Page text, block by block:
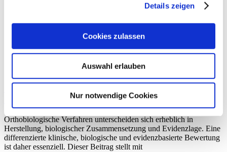
Details zeigen
Cookies zulassen
Auswahl erlauben
Nur notwendige Cookies
Integration in die Praxis
Orthobiologische Verfahren unterscheiden sich erheblich in
Herstellung, biologischer Zusammensetzung und Evidenzlage. Eine
differenzierte klinische, biologische und evidenzbasierte Bewertung
ist daher essenziell. Dieser Beitrag stellt mit